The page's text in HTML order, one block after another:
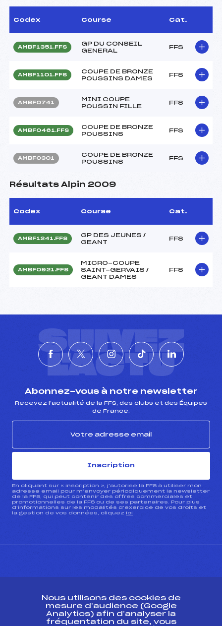
Codex Course Cat.
AMBF1351.FFS
GP DU CONSEIL
GENERAL
FFS
AMBF1101.FFS
COUPE DE BRONZE
POUSSINS DAMES
FFS
AMBF0741
MINI COUPE
POUSSIN FILLE
FFS
AMBF0461.FFS
COUPE DE BRONZE
POUSSINS
FFS
AMBF0301
COUPE DE BRONZE
POUSSINS
FFS
Résultats Alpin 2009
Codex Course Cat.
AMBF1241.FFS
GP DES JEUNES /
GEANT
FFS
AMBF0921.FFS
MICRO-COUPE
SAINT-GERVAIS /
GEANT DAMES
FFS
SUIVEZ
L'ACTU
Abonnez-vous à notre newsletter
Recevez l’actualité de la FFS, des clubs et des Équipes
de France.
Inscription
En cliquant sur « inscription », j’autorise la FFS à utiliser mon
adresse email pour m’envoyer périodiquement la newsletter
de la FFS, qui peut contenir des offres commerciales et
promotionnelles de la FFS ou de ses partenaires. Pour plus
d’informations sur les modalités d’exercice de vos droits et
la gestion de vos données, cliquez ici
ESPACE PRESSE
Nous utilisons des cookies de
mesure d’audience (Google
Analytics) afin d’analyser la
fréquentation du site, vous